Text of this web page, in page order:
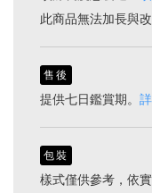
此商品無法加長與
售後
提供七日鑑賞期。
包裝
樣式僅供參考，依